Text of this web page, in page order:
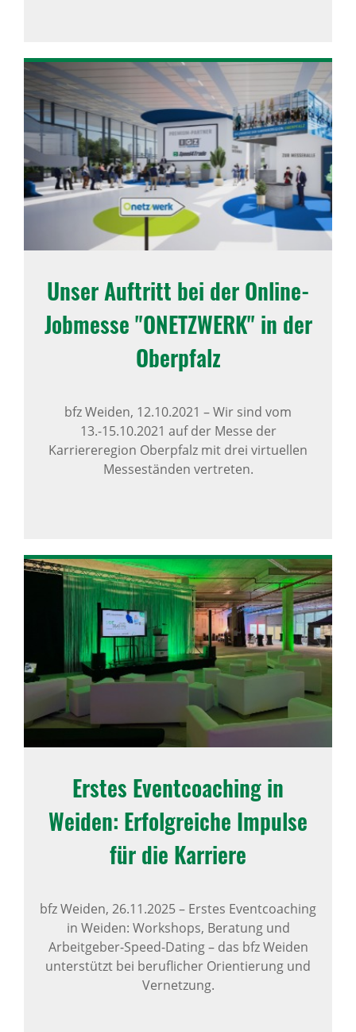
Unser Auftritt bei der Online-
Jobmesse "ONETZ­WERK" in der
Ober­pfalz
bfz Weiden, 12.10.2021 –Wir sind vom
13.-15.10.2021 auf der Messe der
Karriereregion Oberpfalz mit drei virtuellen
Messeständen vertreten.
Erstes Event­coa­ching in
Weiden: Erfolg­reiche Impulse
für die Karriere
bfz Weiden, 26.11.2025– Erstes Eventcoaching
in Weiden: Workshops, Beratung und
Arbeitgeber-Speed-Dating – das bfz Weiden
unterstützt bei beruflicher Orientierung und
Vernetzung.